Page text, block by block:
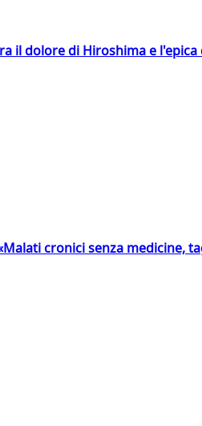
il dolore di Hiroshima e l'epica
cronici senza medicine,